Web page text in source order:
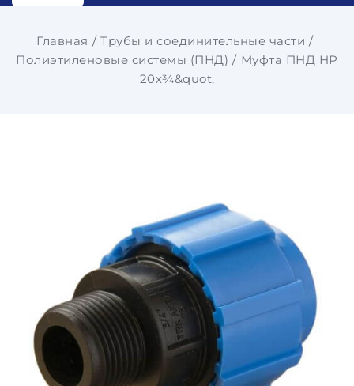
Главная
Трубы и соединительные части
Полиэтиленовые системы (ПНД)
Муфта ПНД НР
20х¾&quot;